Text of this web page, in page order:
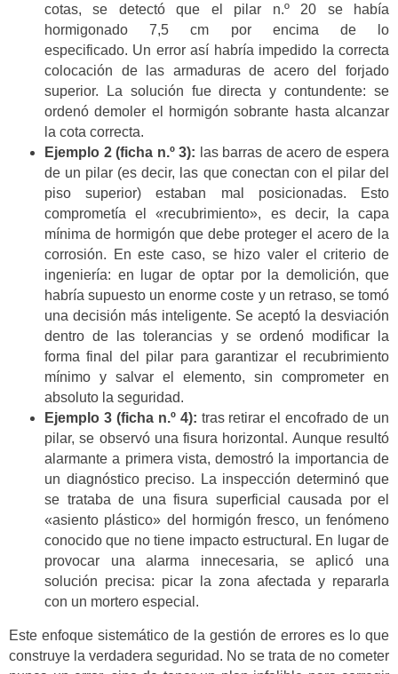
cotas, se detectó que el pilar n.º 20 se había
hormigonado 7,5 cm por encima de lo
especificado. Un error así habría impedido la correcta
colocación de las armaduras de acero del forjado
superior. La solución fue directa y contundente: se
ordenó demoler el hormigón sobrante hasta alcanzar
la cota correcta.
Ejemplo 2 (ficha n.º 3): las barras de acero de espera
de un pilar (es decir, las que conectan con el pilar del
piso superior) estaban mal posicionadas. Esto
comprometía el «recubrimiento», es decir, la capa
mínima de hormigón que debe proteger el acero de la
corrosión. En este caso, se hizo valer el criterio de
ingeniería: en lugar de optar por la demolición, que
habría supuesto un enorme coste y un retraso, se tomó
una decisión más inteligente. Se aceptó la desviación
dentro de las tolerancias y se ordenó modificar la
forma final del pilar para garantizar el recubrimiento
mínimo y salvar el elemento, sin comprometer en
absoluto la seguridad.
Ejemplo 3 (ficha n.º 4): tras retirar el encofrado de un
pilar, se observó una fisura horizontal. Aunque resultó
alarmante a primera vista, demostró la importancia de
un diagnóstico preciso. La inspección determinó que
se trataba de una fisura superficial causada por el
«asiento plástico» del hormigón fresco, un fenómeno
conocido que no tiene impacto estructural. En lugar de
provocar una alarma innecesaria, se aplicó una
solución precisa: picar la zona afectada y repararla
con un mortero especial.
Este enfoque sistemático de la gestión de errores es lo que
construye la verdadera seguridad. No se trata de no cometer